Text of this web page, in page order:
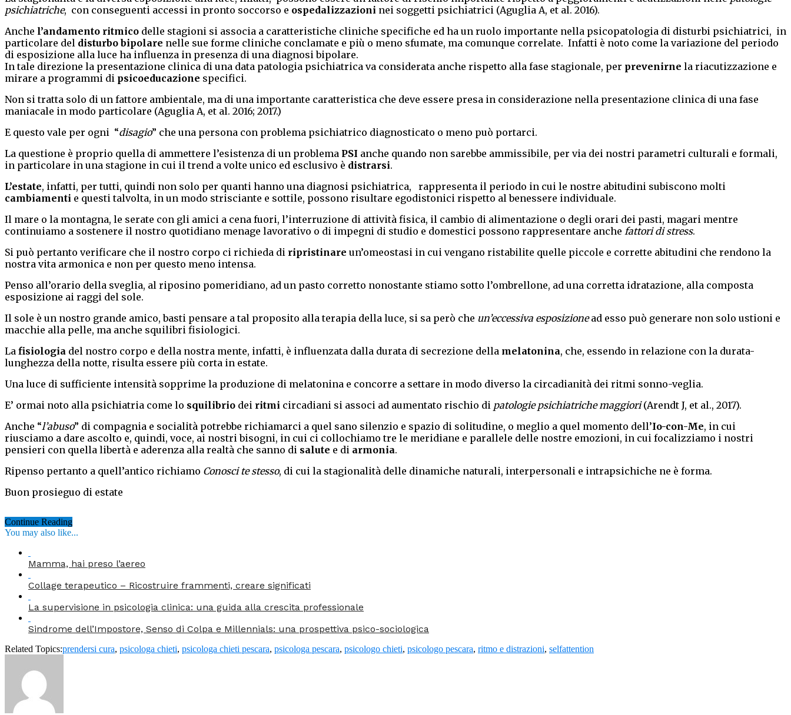
psichiatriche, con conseguenti accessi in pronto soccorso e ospedalizzazioni nei soggetti psichiatrici (Aguglia A, et al. 2016).
Anche l’andamento ritmico delle stagioni si associa a caratteristiche cliniche specifiche ed ha un ruolo importante nella psicopatologia di disturbi psichiatrici, in
particolare del disturbo bipolare nelle sue forme cliniche conclamate e più o meno sfumate, ma comunque correlate. Infatti è noto come la variazione del periodo
di esposizione alla luce ha influenza in presenza di una diagnosi bipolare.
In tale direzione la presentazione clinica di una data patologia psichiatrica va considerata anche rispetto alla fase stagionale, per prevenirne la riacutizzazione e
mirare a programmi di psicoeducazione specifici.
Non si tratta solo di un fattore ambientale, ma di una importante caratteristica che deve essere presa in considerazione nella presentazione clinica di una fase
maniacale in modo particolare (Aguglia A, et al. 2016; 2017.)
E questo vale per ogni “disagio” che una persona con problema psichiatrico diagnosticato o meno può portarci.
La questione è proprio quella di ammettere l’esistenza di un problema PSI anche quando non sarebbe ammissibile, per via dei nostri parametri culturali e formali,
in particolare in una stagione in cui il trend a volte unico ed esclusivo è distrarsi.
L’estate, infatti, per tutti, quindi non solo per quanti hanno una diagnosi psichiatrica, rappresenta il periodo in cui le nostre abitudini subiscono molti
cambiamenti e questi talvolta, in un modo strisciante e sottile, possono risultare egodistonici rispetto al benessere individuale.
Il mare o la montagna, le serate con gli amici a cena fuori, l’interruzione di attività fisica, il cambio di alimentazione o degli orari dei pasti, magari mentre
continuiamo a sostenere il nostro quotidiano menage lavorativo o di impegni di studio e domestici possono rappresentare anche fattori di stress.
Si può pertanto verificare che il nostro corpo ci richieda di ripristinare un’omeostasi in cui vengano ristabilite quelle piccole e corrette abitudini che rendono la
nostra vita armonica e non per questo meno intensa.
Penso all’orario della sveglia, al riposino pomeridiano, ad un pasto corretto nonostante stiamo sotto l’ombrellone, ad una corretta idratazione, alla composta
esposizione ai raggi del sole.
Il sole è un nostro grande amico, basti pensare a tal proposito alla terapia della luce, si sa però che un’eccessiva esposizionead esso può generare non solo ustioni e
macchie alla pelle, ma anche squilibri fisiologici.
La fisiologia del nostro corpo e della nostra mente, infatti, è influenzata dalla durata di secrezione della melatonina, che, essendo in relazione con la durata-
lunghezza della notte, risulta essere più corta in estate.
Una luce di sufficiente intensità sopprime la produzione di melatonina e concorre a settare in modo diverso la circadianità dei ritmi sonno-veglia.
E’ ormai noto alla psichiatria come lo squilibrio dei ritmi circadiani si associ ad aumentato rischio di patologie psichiatriche maggiori(Arendt J, et al., 2017).
Anche “l’abuso” di compagnia e socialità potrebbe richiamarci a quel sano silenzio e spazio di solitudine, o meglio a quel momento dell’Io-con-Me, in cui
riusciamo a dare ascolto e, quindi, voce, ai nostri bisogni, in cui ci collochiamo tre le meridiane e parallele delle nostre emozioni, in cui focalizziamo i nostri
pensieri con quella libertà e aderenza alla realtà che sanno di salute e di armonia.
Ripenso pertanto a quell’antico richiamo Conosci te stesso, di cui la stagionalità delle dinamiche naturali, interpersonali e intrapsichiche ne è forma.
Buon prosieguo di estate
Continue Reading
You may also like...
Mamma, hai preso l’aereo
Collage terapeutico – Ricostruire frammenti, creare significati
La supervisione in psicologia clinica: una guida alla crescita professionale
Sindrome dell’Impostore, Senso di Colpa e Millennials: una prospettiva psico-sociologica
Related Topics:prendersi cura, psicologa chieti, psicologa chieti pescara, psicologa pescara, psicologo chieti, psicologo pescara, ritmo e distrazioni, selfattention